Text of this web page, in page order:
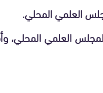
العلمي المحلي.
العلمي المحلي،